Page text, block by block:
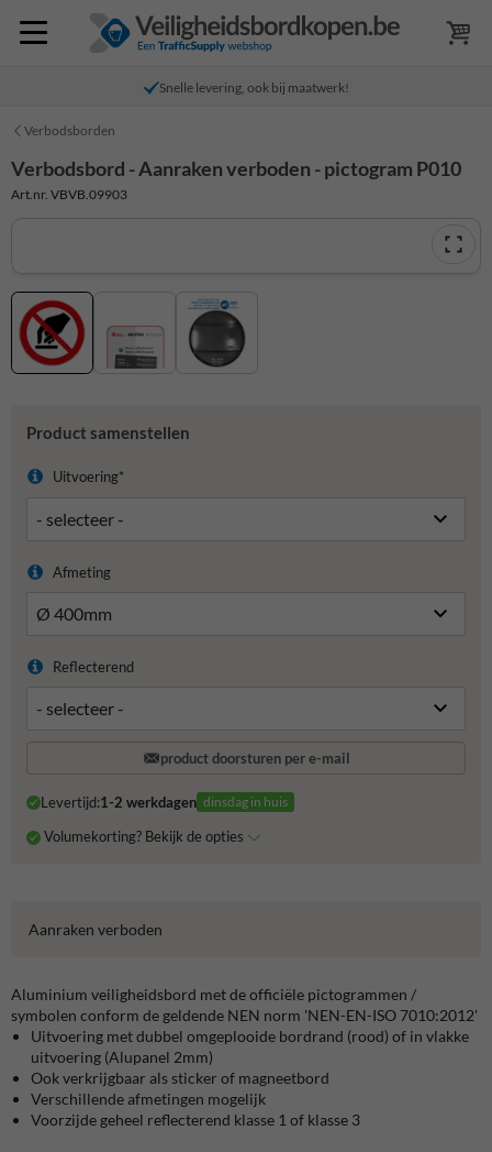
Snelle levering, ook bij maatwerk!
Verbodsborden
Verbodsbord - Aanraken verboden - pictogram P010
Art.nr. VBVB.09903
Product samenstellen
Uitvoering*
Afmeting
Reflecterend
product doorsturen per e-mail
Levertijd:1-2 werkdagen dinsdag in huis
Volumekorting? Bekijk de opties
Aanraken verboden
Aluminium veiligheidsbord met de officiële pictogrammen /
symbolen conform de geldende NEN norm 'NEN-EN-ISO 7010:2012'
Uitvoering met dubbel omgeplooide bordrand (rood) of in vlakke
uitvoering (Alupanel 2mm)
Ook verkrijgbaar als sticker of magneetbord
Verschillende afmetingen mogelijk
Voorzijde geheel reflecterend klasse 1 of klasse 3